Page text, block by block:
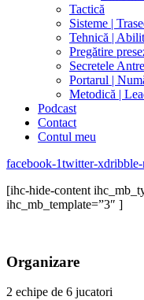
Tactică
Sisteme |
Tehnică |
Pregătire
Secretele
Portarul |
Metodică |
Podcast
Contact
Contul meu
facebook-1twitter-x
[ihc-hide-content
ihc_mb_template=”3″ ]
Organizare
2 echipe de 6 jucatori